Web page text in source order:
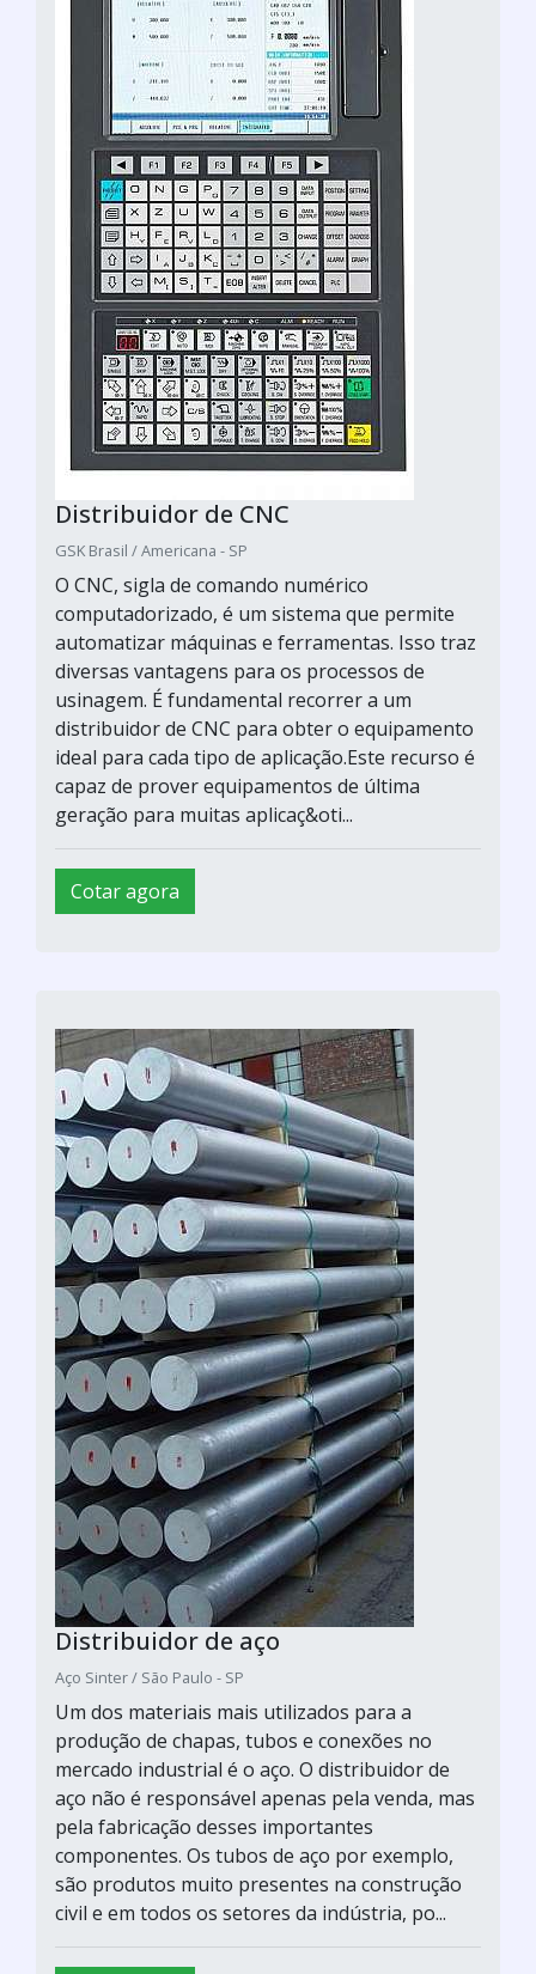
Distribuidor de CNC
GSK Brasil / Americana - SP
O CNC, sigla de comando numérico
computadorizado, é um sistema que permite
automatizar máquinas e ferramentas. Isso traz
diversas vantagens para os processos de
usinagem. É fundamental recorrer a um
distribuidor de CNC para obter o equipamento
ideal para cada tipo de aplicação.Este recurso é
capaz de prover equipamentos de última
geração para muitas aplicaç&oti...
Cotar agora
Distribuidor de aço
Aço Sinter / São Paulo - SP
Um dos materiais mais utilizados para a
produção de chapas, tubos e conexões no
mercado industrial é o aço. O distribuidor de
aço não é responsável apenas pela venda, mas
pela fabricação desses importantes
componentes. Os tubos de aço por exemplo,
são produtos muito presentes na construção
civil e em todos os setores da indústria, po...